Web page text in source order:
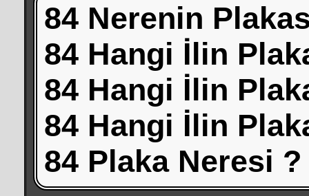
84 Nerenin
84 Hangi İlin
84 Hangi İlin
84 Hangi İlin
84 Plaka Neresi ?